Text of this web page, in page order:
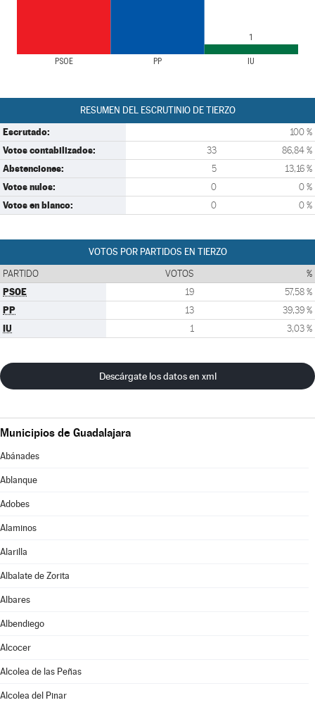
PSOE PP IU
1
RESUMEN DEL ESCRUTINIO DE TIERZO
Escrutado: 100 %
Votos contabilizados: 33 86,84 %
Abstenciones: 5 13,16 %
Votos nulos: 0 0 %
Votos en blanco: 0 0 %
VOTOS POR PARTIDOS EN TIERZO
PARTIDO VOTOS %
PSOE 19 57,58 %
PP 13 39,39 %
IU 1 3,03 %
Descárgate los datos en xml
Municipios de Guadalajara
Abánades
Ablanque
Adobes
Alaminos
Alarilla
Albalate de Zorita
Albares
Albendiego
Alcocer
Alcolea de las Peñas
Alcolea del Pinar